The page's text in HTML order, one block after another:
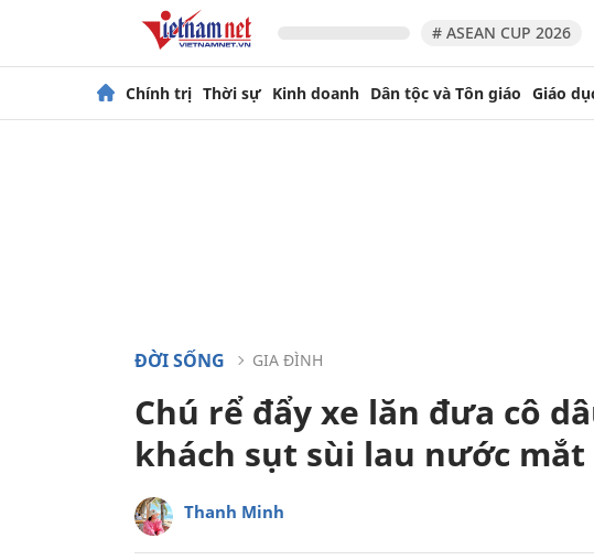
# ASEAN CUP 2026
Chính trị Thời sự Kinh doanh Dân tộc và Tôn giáo Giáo
ĐỜI SỐNG GIA ĐÌNH
Chú rể đẩy xe lăn đưa cô
khách sụt sùi lau nước mắt
Thanh Minh